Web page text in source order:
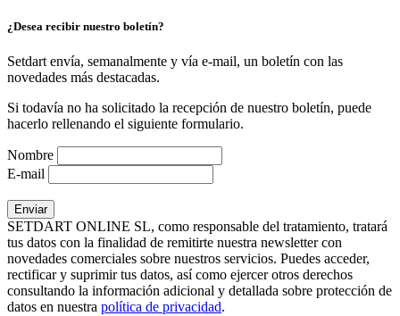
¿Desea recibir nuestro boletín?
Setdart envía, semanalmente y vía e-mail, un boletín con las
novedades más destacadas.
Si todavía no ha solicitado la recepción de nuestro boletín, puede
hacerlo rellenando el siguiente formulario.
Nombre
E-mail
SETDART ONLINE SL, como responsable del tratamiento, tratará
tus datos con la finalidad de remitirte nuestra newsletter con
novedades comerciales sobre nuestros servicios. Puedes acceder,
rectificar y suprimir tus datos, así como ejercer otros derechos
consultando la información adicional y detallada sobre protección de
datos en nuestra política de privacidad.